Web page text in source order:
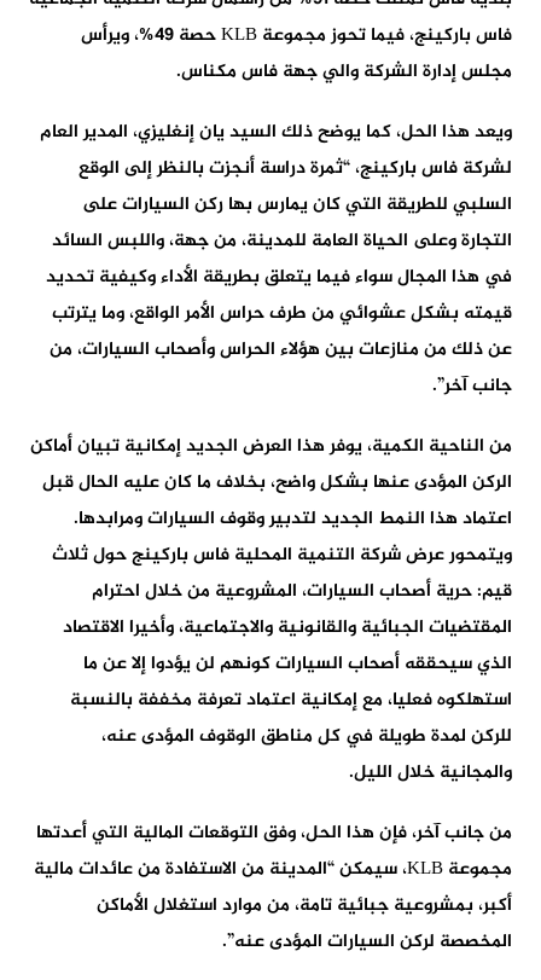
فاس باركينج، فيما تحوز مجموعة KLB حصة 49%، ويرأس
مجلس إدارة الشركة والي جهة فاس مكناس.
ويعد هذا الحل، كما يوضح ذلك السيد يان إنغليزي، المدير العام
لشركة فاس باركينج، “ثمرة دراسة أنجزت بالنظر إلى الوقع
السلبي للطريقة التي كان يمارس بها ركن السيارات على
التجارة وعلى الحياة العامة للمدينة، من جهة، واللبس السائد
في هذا المجال سواء فيما يتعلق بطريقة الأداء وكيفية تحديد
قيمته بشكل عشوائي من طرف حراس الأمر الواقع، وما يترتب
عن ذلك من منازعات بين هؤلاء الحراس وأصحاب السيارات، من
جانب آخر”.
من الناحية الكمية، يوفر هذا العرض الجديد إمكانية تبيان أماكن
الركن المؤدى عنها بشكل واضح، بخلاف ما كان عليه الحال قبل
اعتماد هذا النمط الجديد لتدبير وقوف السيارات ومرابدها.
ويتمحور عرض شركة التنمية المحلية فاس باركينج حول ثلاث
قيم: حرية أصحاب السيارات، المشروعية من خلال احترام
المقتضيات الجبائية والقانونية والاجتماعية، وأخيرا الاقتصاد
الذي سيحققه أصحاب السيارات كونهم لن يؤدوا إلا عن ما
استهلكوه فعليا، مع إمكانية اعتماد تعرفة مخففة بالنسبة
للركن لمدة طويلة في كل مناطق الوقوف المؤدى عنه،
والمجانية خلال الليل.
من جانب آخر، فإن هذا الحل، وفق التوقعات المالية التي أعدتها
مجموعة KLB، سيمكن “المدينة من الاستفادة من عائدات مالية
أكبر، بمشروعية جبائية تامة، من موارد استغلال الأماكن
المخصصة لركن السيارات المؤدى عنه”.